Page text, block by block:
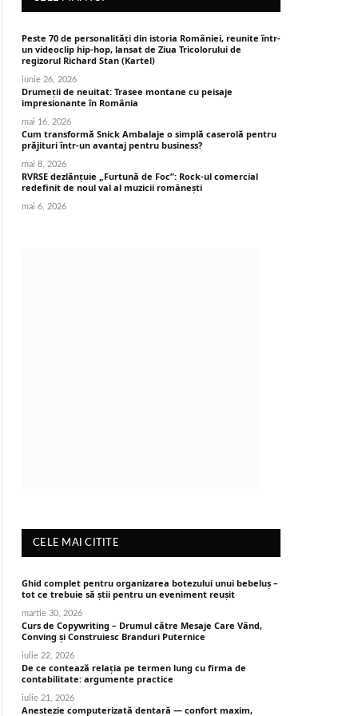
Peste 70 de personalități din istoria României, reunite într-
un videoclip hip-hop, lansat de Ziua Tricolorului de
regizorul Richard Stan (Kartel)
iunie 26, 2026
Drumeții de neuitat: Trasee montane cu peisaje
impresionante în România
mai 16, 2026
Cum transformă Snick Ambalaje o simplă caserolă pentru
prăjituri într-un avantaj pentru business?
mai 8, 2026
RVRSE dezlănțuie „Furtună de Foc”: Rock-ul comercial
redefinit de noul val al muzicii românești
mai 6, 2026
CELE MAI CITITE
Ghid complet pentru organizarea botezului unui bebeluș –
tot ce trebuie să știi pentru un eveniment reușit
martie 30, 2026
Curs de Copywriting – Drumul către Mesaje Care Vând,
Conving și Construiesc Branduri Puternice
iulie 22, 2026
De ce contează relația pe termen lung cu firma de
contabilitate: argumente practice
iulie 21, 2026
Anestezie computerizată dentară — confort maxim,